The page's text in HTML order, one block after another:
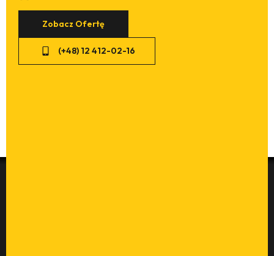
Zobacz Ofertę
(+48) 12 412-02-16